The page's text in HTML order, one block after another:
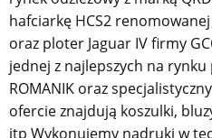
hafciarkę HCS2
oraz ploter Jaguar IV firmy
jednej z najlepszych na
ROMANIK oraz
ofercie znajdują koszulki,
itp Wykonujemy nadruki w